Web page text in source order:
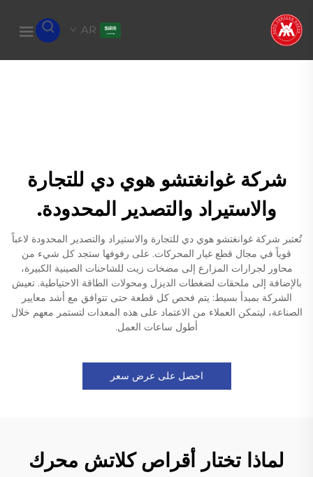
AR
شركة غوانغتشو هوي دي للتجارة
والاستيراد والتصدير المحدودة.
تُعتبر شركة غوانغتشو هوي دي للتجارة والاستيراد والتصدير المحدودة لاعباً
قوياً في مجال قطع غيار المحركات. على رفوفها ستجد كل شيء من
محاور لجرارات المزارع إلى مضخات زيت للشاحنات الصينية الكبيرة،
بالإضافة إلى ملحقات لضغطات الديزل ومحولات الطاقة الاحتياطية. تعيش
الشركة بمبدأ بسيط: يتم فحص كل قطعة حتى تتوافق مع أشد معايير
الصناعة، ليتمكن العملاء من الاعتماد على هذه المعدات لتستمر معهم خلال
أطول ساعات العمل.
احصل على عرض سعر
لماذا تختار أقراص كلاتش محرك